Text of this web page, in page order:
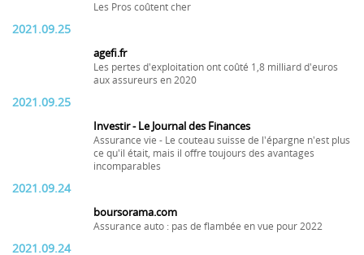
Les Pros coûtent cher
2021.09.25
agefi.fr
Les pertes d'exploitation ont coûté 1,8 milliard d'euros
aux assureurs en 2020
2021.09.25
Investir - Le Journal des Finances
Assurance vie - Le couteau suisse de l'épargne n'est plus
ce qu'il était, mais il offre toujours des avantages
incomparables
2021.09.24
boursorama.com
Assurance auto : pas de flambée en vue pour 2022
2021.09.24